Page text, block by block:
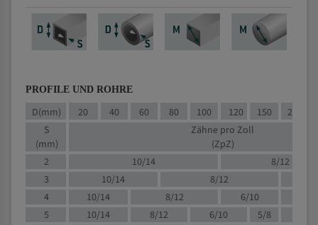
PROFILE UND ROHRE
D(mm) 20 40 60 80 100 120 150 200
S
(mm)
Zähne pro Zoll
(ZpZ)
2
10/14
8/12
3
10/14 8/12
4
10/14 8/12 6/10
5
10/14 8/12 6/10
5/8